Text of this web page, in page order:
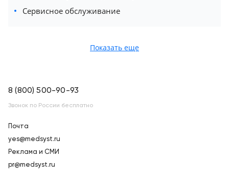
Сервисное обслуживание
Показать еще
8 (800) 500-90-93
Звонок по России бесплатно
Почта
yes@medsyst.ru
Реклама и СМИ
pr@medsyst.ru